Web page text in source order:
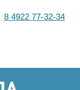
8 4922 77-32-34